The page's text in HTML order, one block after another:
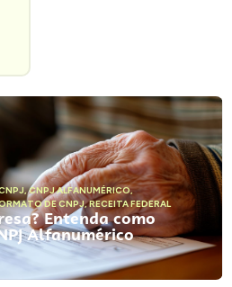
,CNPJ ALFANUMÉRICO,
DE CNPJ,RECEITA FEDERAL
Entenda como
Alfanumérico